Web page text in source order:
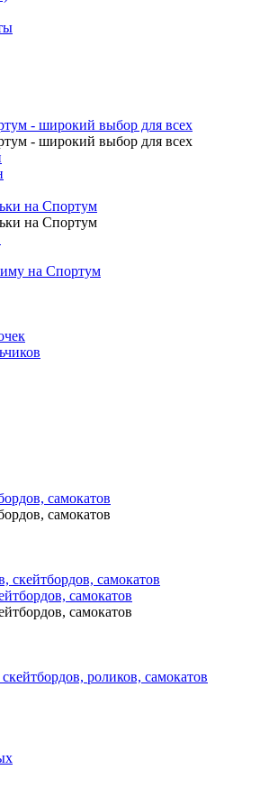
- широкий выбор для всех
- широкий выбор для всех
на Спортум
на Спортум
на Спортум
самокатов
самокатов
самокатов
самокатов
самокатов
роликов, самокатов